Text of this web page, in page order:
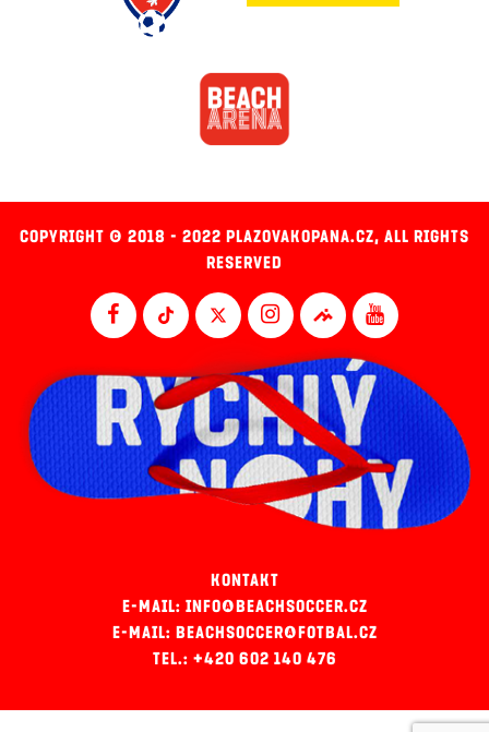
COPYRIGHT © 2018 - 2022 PLAZOVAKOPANA.CZ, ALL RIGHTS
RESERVED
KONTAKT
E-MAIL: INFO@BEACHSOCCER.CZ
E-MAIL: BEACHSOCCER@FOTBAL.CZ
TEL.: +420 602 140 476